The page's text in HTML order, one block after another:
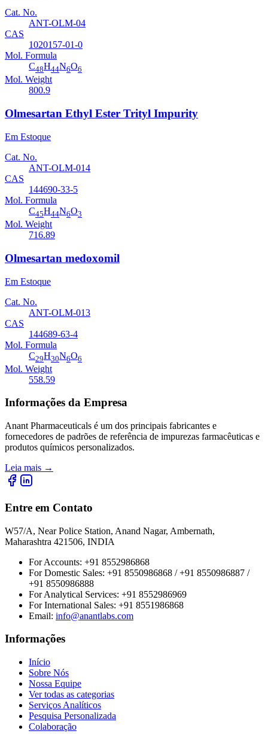
Cat. No.
ANT-OLM-04
CAS
1020157-01-0
Mol. Formula
C48H44N6O6
Mol. Weight
800.9
Olmesartan Ethyl Ester Trityl Impurity
Em Estoque
Cat. No.
ANT-OLM-014
CAS
144690-33-5
Mol. Formula
C45H44N6O3
Mol. Weight
716.89
Olmesartan medoxomil
Em Estoque
Cat. No.
ANT-OLM-013
CAS
144689-63-4
Mol. Formula
C29H30N6O6
Mol. Weight
558.59
Informações da Empresa
Anant Pharmaceuticals é um dos principais fabricantes e
fornecedores de padrões de referência de impurezas farmacêuticas e
produtos químicos personalizados.
Leia mais →
Entre em Contato
W57/A, Near Police Station, Anand Nagar, Ambernath,
Maharashtra 421506, INDIA
For Accounts: +91 8552986868
For Domestic Sales: +91 8550986868 / +91 8550986887 /
+91 8550986888
For Analytical Services: +91 8552986969
For International Sales: +91 8551986868
Email: info@anantlabs.com
Informações
Início
Sobre Nós
Nossa Equipe
Ver todas as categorias
Serviços Analíticos
Pesquisa Personalizada
Colaboração